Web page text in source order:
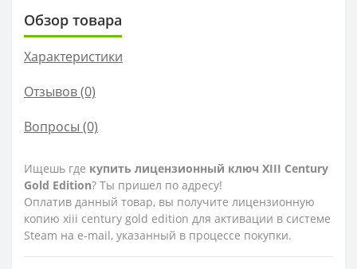
Обзор товара
Характеристики
Отзывов (0)
Вопросы (0)
Ищешь где купить лицензионный ключ XIII Century
Gold Edition? Ты пришел по адресу!
Оплатив данный товар, вы получите лицензионную
копию xiii century gold edition для активации в системе
Steam на e-mail, указанный в процессе покупки.